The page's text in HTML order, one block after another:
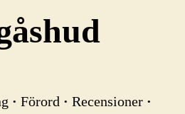
·Förord ·Recensioner ·